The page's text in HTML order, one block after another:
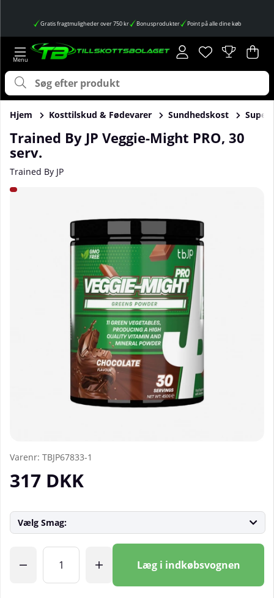
Gratis fragtmuligheder over 750 kr Bonusprodukter Point på alle dine køb
Ønskeliste
Antal på
. .
Hjem Kosttilskud & Fødevarer Sundhedskost
Trained By JP Veggie-Might PRO, 30
serv.
Trained By JP
Produktbilleder Trained By JP Veggie-Might PRO, 30 serv.
Varenr: TBJP67833-1
317 DKK
Vælg Smag:
Læg i indkøbsvognen